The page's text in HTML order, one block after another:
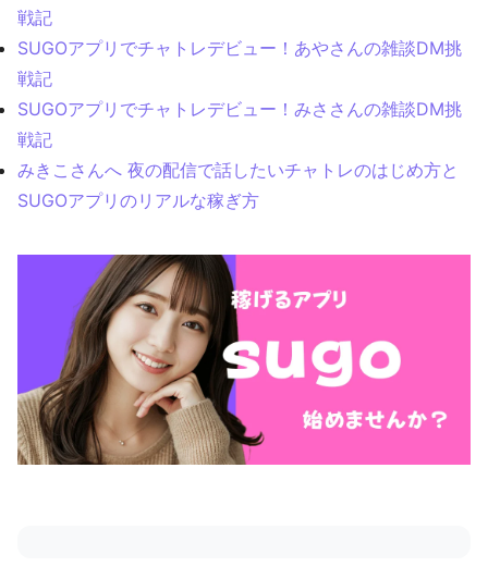
戦記
SUGOアプリでチャトレデビュー！あやさんの雑談DM挑
戦記
SUGOアプリでチャトレデビュー！みささんの雑談DM挑
戦記
みきこさんへ 夜の配信で話したいチャトレのはじめ方と
SUGOアプリのリアルな稼ぎ方